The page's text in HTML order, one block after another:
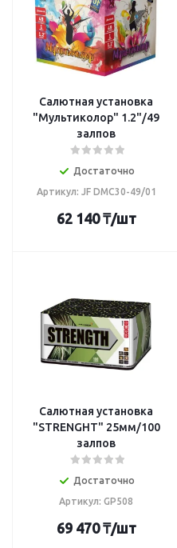
Салютная установка
"Мультиколор" 1.2"/49
залпов
Достаточно
Артикул: JF DMC30-49/01
62 140₸/шт
Салютная установка
"STRENGHT" 25мм/100
залпов
Достаточно
Артикул: GP508
69 470₸/шт